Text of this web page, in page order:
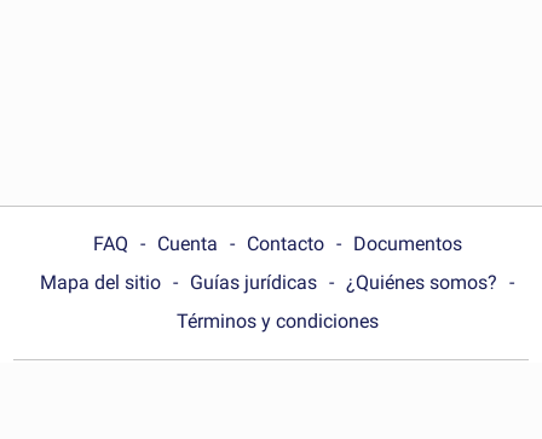
FAQ Cuenta Contacto
Documentos
Mapa del sitio
Guías jurídicas
¿Quiénes somos?
Términos y condiciones